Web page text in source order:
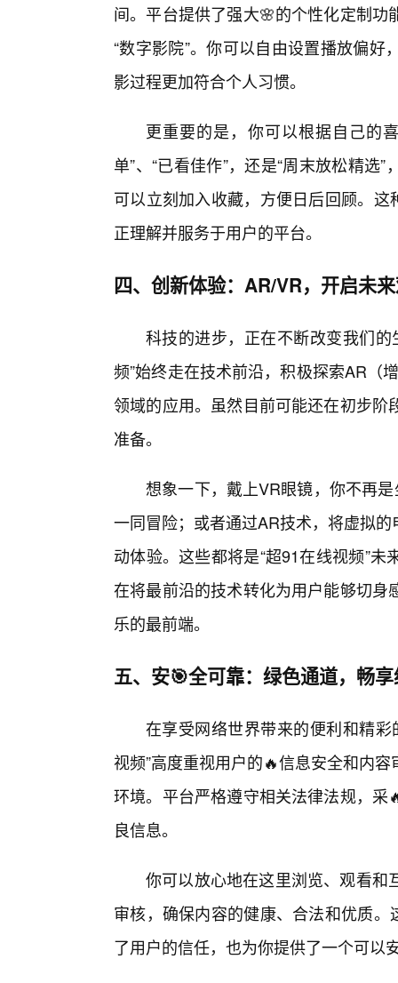
间。平台提供了强大🌸的个性化定制
“数字影院”。你可以自由设置播放偏
影过程更加符合个人习惯。
更重要的是，你可以根据自己的
单”、“已看佳作”，还是“周末放松精选
可以立刻加入收藏，方便日后回顾。这
正理解并服务于用户的平台。
四、创新体验：AR/VR，开启未
科技的进步，正在不断改变我们
频”始终走在技术前沿，积极探索AR（
领域的应用。虽然目前可能还在初步
准备。
想象一下，戴上VR眼镜，你不再
一同冒险；或者通过AR技术，将虚拟
动体验。这些都将是“超91在线视频”
在将最前沿的技术转化为用户能够切
乐的最前端。
五、安🎯全可靠：绿色通道，畅
在享受网络世界带来的便利和精
视频”高度重视用户的🔥信息安全和内
环境。平台严格遵守相关法律法规，
良信息。
你可以放心地在这里浏览、观看和
审核，确保内容的健康、合法和优质。
了用户的信任，也为你提供了一个可以